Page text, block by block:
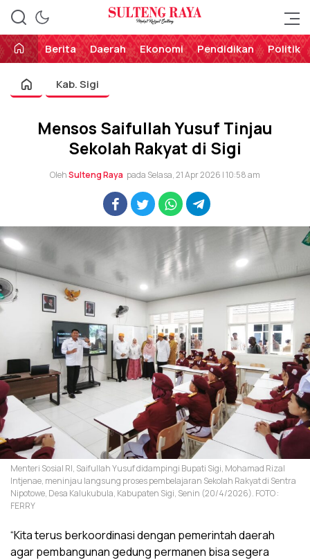
Sulteng Raya
Perekat Rakyat Sulteng
Berita
Daerah Ekonomi Pendidikan Politik
Kab. Sigi
Mensos Saifullah Yusuf Tinjau
Sekolah Rakyat di Sigi
OlehSulteng Raya pada Selasa, 21 Apr 2026 | 10:58 am
Menteri Sosial RI, Saifullah Yusuf didampingi Bupati Sigi, Mohamad Rizal
Intjenae, meninjau langsung proses pembelajaran Sekolah Rakyat di Sentra
Nipotowe, Desa Kalukubula, Kabupaten Sigi, Senin (20/4/2026). FOTO :
FERRY
“Kita terus berkoordinasi dengan pemerintah daerah
agar pembangunan gedung permanen bisa segera